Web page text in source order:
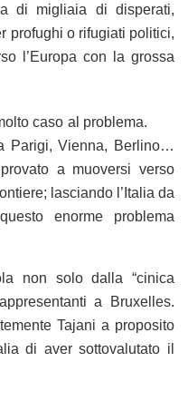
di migliaia di disperati,
profughi o rifugiati politici,
l’Europa con la grossa
caso al problema.
Parigi, Vienna, Berlino…
a muoversi verso
lasciando l’Italia da
enorme problema
non solo dalla “cinica
a Bruxelles.
Tajani a proposito
di aver sottovalutato il